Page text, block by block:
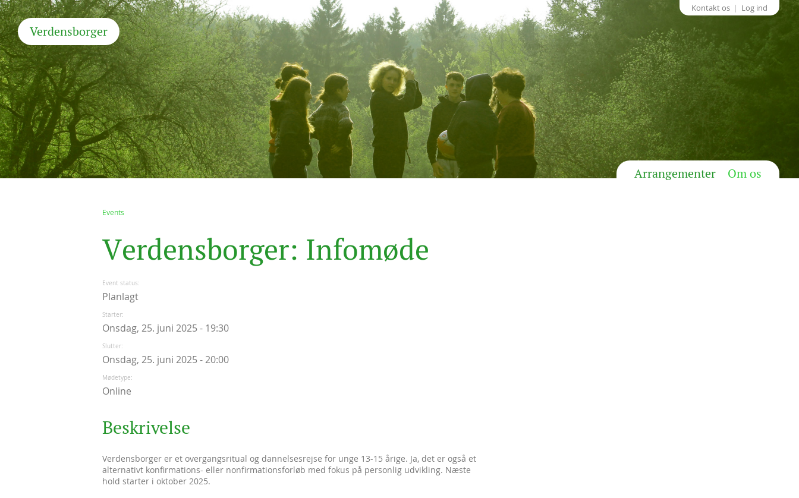
Kontakt os Log ind
Verdensborger
Arrangementer Om os
Events
Verdensborger: Infomøde
Event status
Planlagt
Starter
Onsdag, 25. juni 2025 - 19:30
Slutter
Onsdag, 25. juni 2025 - 20:00
Mødetype
Online
Beskrivelse
Verdensborger er et overgangsritual og dannelsesrejse for unge 13-15 årige. Ja, det er også et
alternativt konfirmations- eller nonfirmationsforløb med fokus på personlig udvikling. Næste
hold starter i oktober 2025.